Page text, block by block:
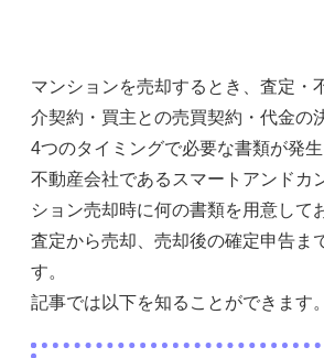
マンションを売却するとき、査定・
介契約・買主との売買契約・代金の
4つのタイミングで必要な書類が発生
不動産会社であるスマートアンドカ
ション売却時に何の書類を用意して
査定から売却、売却後の確定申告ま
す。
記事では以下を知ることができます。